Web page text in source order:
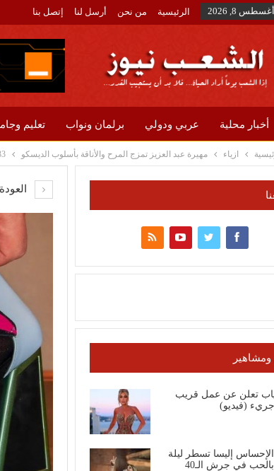
8, 2026 الرئيسية من نحن أرسل لنا إتصل بنا
أخبار محلية عربي ودولي برلمان ونواب تعليم
ازياء مهيرة عبد العزيز تمزج المرح والأناقة بأسلوب الديسكو
تعلن عن عمل قريب
(فيديو)
إليسا تسطر ليلة
بالحب في جرش الـ40